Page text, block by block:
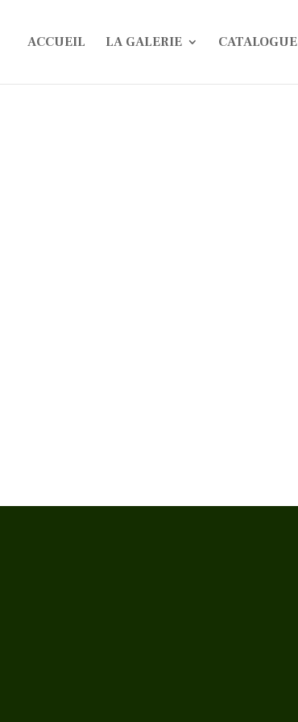
ACCUEIL LA GALERIE CATALOGUE